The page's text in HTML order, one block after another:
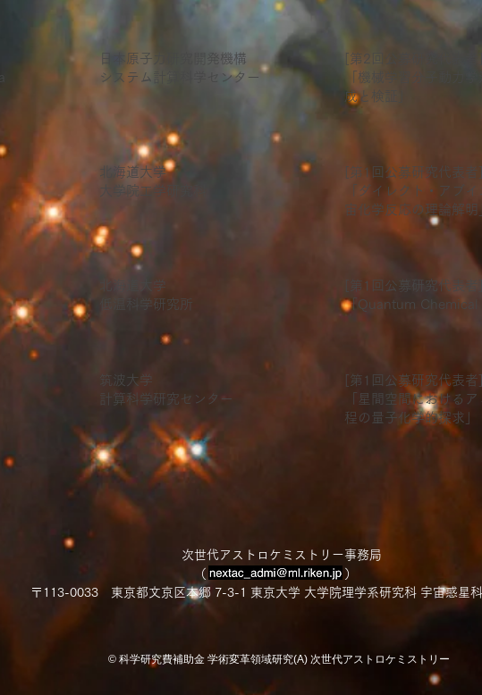
日本原子力研究開発機構
システム計算科学センター
[第2回公募研究代表
「機械学習分子動力
成と検証」
北海道大学
大学院工学研究科
[第1回公募研究代表
「ダイレクト・アブ
宙化学反応の理論解明
北海道大学
低温科学研究所
[第1回公募研究代表
「Quantum
筑波大学
計算科学研究センター
[第1回公募研究代表
「星間空間における
程の量子化学的探求」
次世代アストロケミストリー事務局
（ ）
〒113-0033 東京都文京区本郷 7-3-1 東京大学 大学院理学系研究科 宇宙惑星
© 科学研究費補助金 学術変革領域研究(A) 次世代アストロケミストリー